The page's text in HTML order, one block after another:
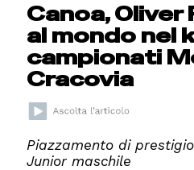
Canoa,
al mondo nel
campionati
Cracovia
Piazzamento di
Junior maschile